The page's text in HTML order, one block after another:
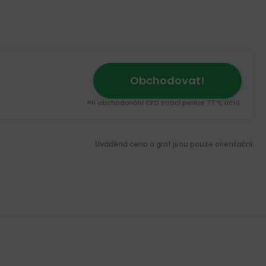
Obchodovat!
Při obchodování CFD ztrácí peníze 77 % účtů.
Uváděná cena a graf jsou pouze orientační.